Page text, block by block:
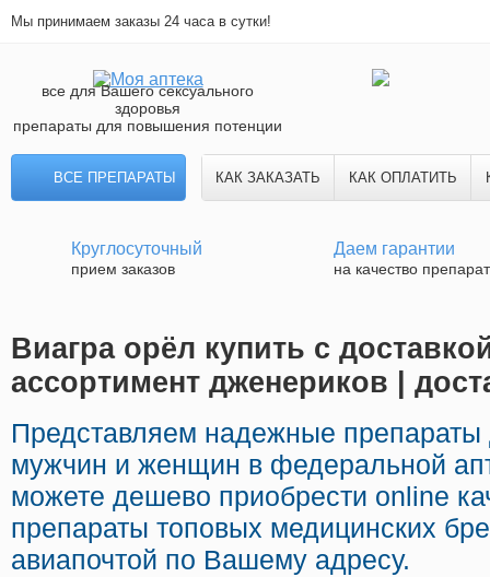
Мы принимаем заказы 24 часа в сутки!
все для Вашего сексуального
здоровья
препараты для повышения потенции
ВСЕ ПРЕПАРАТЫ КАК ЗАКАЗАТЬ КАК ОПЛАТИТЬ
Круглосуточный
прием заказов
Даем гарантии
на качество
Виагра орёл купить с
ассортимент дженериков |
Представляем надежные препараты
мужчин и женщин в федеральной
можете дешево приобрести online
препараты топовых медицинских
авиапочтой по Вашему адресу.